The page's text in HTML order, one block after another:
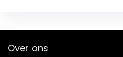
Over ons